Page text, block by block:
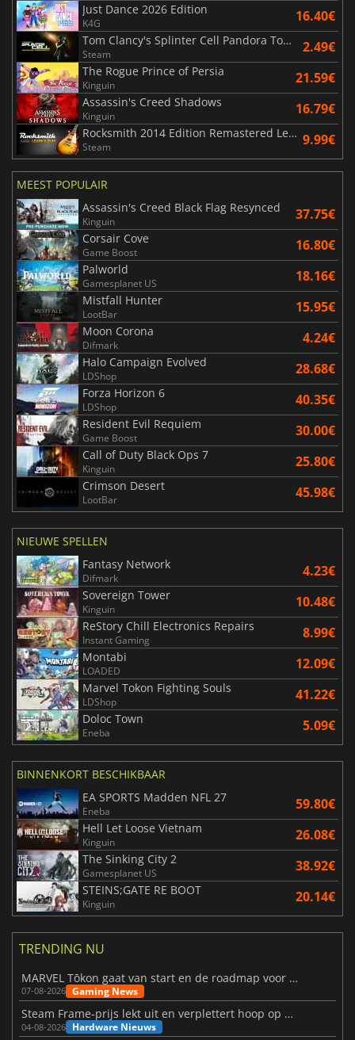
Just Dance 2026 Edition
K4G 16.40€
Tom Clancy's Splinter Cell Pandora Tomorrow
Steam 2.49€
The Rogue Prince of Persia
Kinguin 21.59€
Assassin's Creed Shadows
Kinguin 16.79€
Rocksmith 2014 Edition Remastered Learn & Play
Steam 9.99€
MEEST POPULAIR
Assassin's Creed Black Flag Resynced
Kinguin 37.75€
Corsair Cove
Game Boost 16.80€
Palworld
Gamesplanet US 18.16€
Mistfall Hunter
LootBar 15.95€
Moon Corona
Difmark 4.24€
Halo Campaign Evolved
LDShop 28.68€
Forza Horizon 6
LDShop 40.35€
Resident Evil Requiem
Game Boost 30.00€
Call of Duty Black Ops 7
Kinguin 25.80€
Crimson Desert
LootBar 45.98€
NIEUWE SPELLEN
Fantasy Network
Difmark 4.23€
Sovereign Tower
Kinguin 10.48€
ReStory Chill Electronics Repairs
Instant Gaming 8.99€
Montabi
LOADED 12.09€
Marvel Tokon Fighting Souls
LDShop 41.22€
Doloc Town
Eneba 5.09€
BINNENKORT BESCHIKBAAR
EA SPORTS Madden NFL 27
Eneba 59.80€
Hell Let Loose Vietnam
Kinguin 26.08€
The Sinking City 2
Gamesplanet US 38.92€
STEINS;GATE RE BOOT
Kinguin 20.14€
TRENDING NU
MARVEL Tōkon gaat van start en de roadmap voor jaar 1 is bekendgemaakt
07-08-2026 Gaming News
Steam Frame-prijs lekt uit en verplettert hoop op betaalbare VR
04-08-2026 Hardware Nieuws